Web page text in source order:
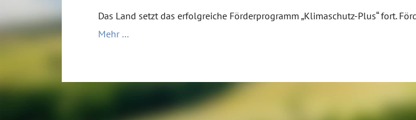
Das Land setzt das erfolgreiche Förderprogramm „Klimaschutz-Plus“ fort.
Mehr …